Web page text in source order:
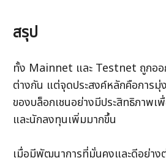
สรุป
ทั้ง Mainnet และ Testnet ถูกออ
ต่างกัน แต่จุดประสงค์หลักคือการ
ของบล็อกเชนอย่างมีประสิทธิภาพเ
และนักลงทุนเพิ่มมากขึ้น
เมื่อมีพัฒนาการที่มั่นคงและดีอย่าง